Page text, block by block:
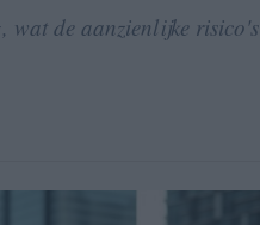
wat de aanzienlijke risico's